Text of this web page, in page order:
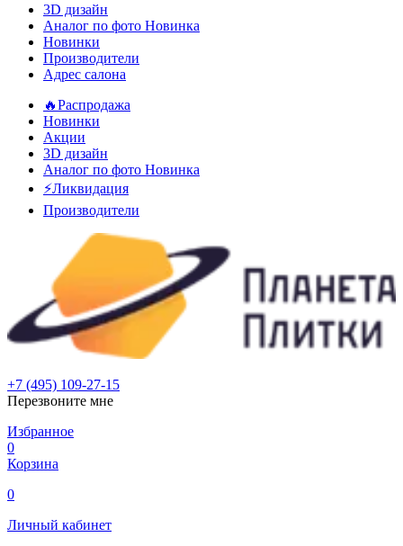
3D дизайн
Аналог по фото Новинка
Новинки
Производители
Адрес салона
🔥Распродажа
Новинки
Акции
3D дизайн
Аналог по фото Новинка
⚡Ликвидация
Производители
+7 (495) 109-27-15
Перезвоните мне
Избранное
0
Корзина
0
Личный кабинет